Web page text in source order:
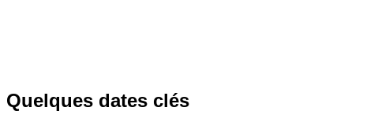
Quelques dates clés